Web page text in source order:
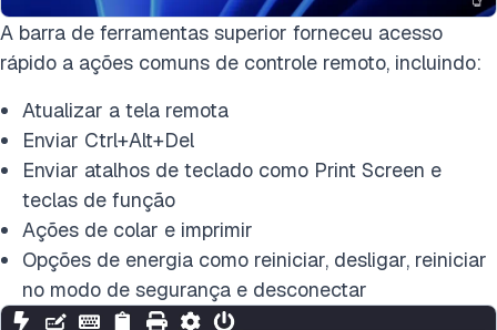
A barra de ferramentas superior forneceu acesso
rápido a ações comuns de controle remoto, incluindo:
Atualizar a tela remota
Enviar Ctrl+Alt+Del
Enviar atalhos de teclado como Print Screen e
teclas de função
Ações de colar e imprimir
Opções de energia como reiniciar, desligar, reiniciar
no modo de segurança e desconectar